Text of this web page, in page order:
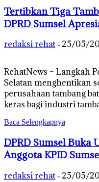
Tertibkan Tiga
DPRD Sumsel
redaksi rehat - 25/05/
RehatNews – Langkah
Selatan menghentikan
perusahaan tambang
keras bagi industri
Baca Selengkapnya
DPRD Sumsel Buka
Anggota KPID
redaksi rehat - 25/05/